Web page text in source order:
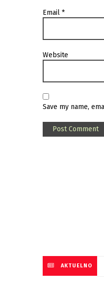
Email *
Website
Save my name,
AKTUELNO